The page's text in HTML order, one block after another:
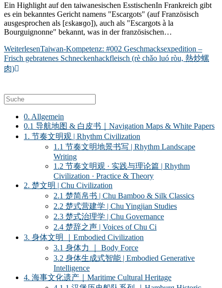
Ein Highlight auf den taiwanesischen EsstischenIn Frankreich gibt
es ein bekanntes Gericht namens "Escargots" (auf Französisch
ausgesprochen als [ɛskaʁɡo]), auch als "Escargots à la
Bourguignonne" bekannt, was in der französischen…
WeiterlesenTaiwan-Kompetenz: #002 Geschmacksexpedition –
Frisch gebratenes Schneckenhackfleisch (rè chǎo luó ròu, 熱炒螺
肉)
0. Allgemein
0.1 导航地图 & 白皮书｜Navigation Maps & White Papers
1. 节奏文明观 | Rhythm Civilization
1.1 节奏文明地景书写 | Rhythm Landscape
Writing
1.2 节奏文明观 · 实践与理论篇 | Rhythm
Civilization · Practice & Theory
2. 楚文明 | Chu Civilization
2.1 楚简帛书 | Chu Bamboo & Silk Classics
2.2 楚式营建学 | Chu Yingjian Studies
2.3 楚式治理学 | Chu Governance
2.4 楚辞之声 | Voices of Chu Ci
3. 身体文明 ｜Embodied Civilization
3.1 身体力 ｜ Body Force
3.2 身体生成式智能 | Embodied Generative
Intelligence
4. 海事文化遗产｜Maritime Cultural Heritage